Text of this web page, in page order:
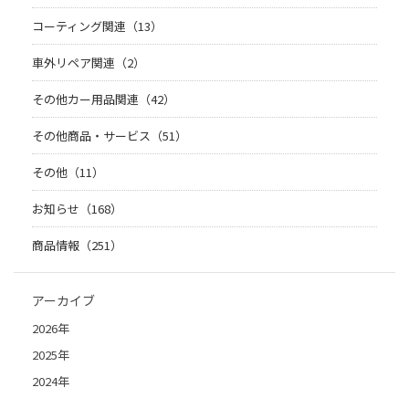
コーティング関連（13）
車外リペア関連（2）
その他カー用品関連（42）
その他商品・サービス（51）
その他（11）
お知らせ（168）
商品情報（251）
アーカイブ
2026年
2025年
2024年